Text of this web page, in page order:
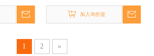
加入询价篮
1 2 »